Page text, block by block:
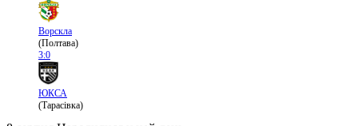
Ворскла
(Полтава)
3:0
ЮКСА
(Тарасівка)